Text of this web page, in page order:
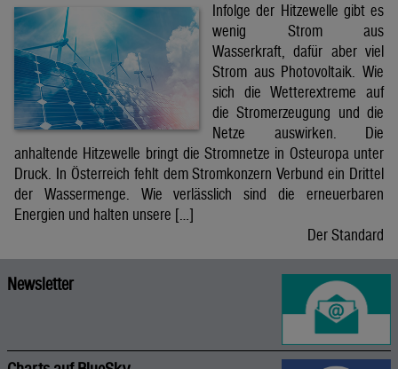
Infolge der Hitzewelle gibt es
wenig Strom aus
Wasserkraft, dafür aber viel
Strom aus Photovoltaik. Wie
sich die Wetterextreme auf
die Stromerzeugung und die
Netze auswirken. Die
anhaltende Hitzewelle bringt die Stromnetze in Osteuropa unter
Druck. In Österreich fehlt dem Stromkonzern Verbund ein Drittel
der Wassermenge. Wie verlässlich sind die erneuerbaren
Energien und halten unsere […]
Der Standard
Newsletter